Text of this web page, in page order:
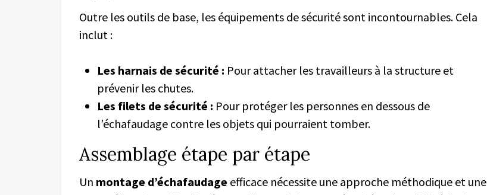
Outre les outils de base, les équipements de sécurité sont incontournables. Cela
inclut :
Les harnais de sécurité : Pour attacher les travailleurs à la structure et
prévenir les chutes.
Les filets de sécurité : Pour protéger les personnes en dessous de
l’échafaudage contre les objets qui pourraient tomber.
Assemblage étape par étape
Un montage d’échafaudage efficace nécessite une approche méthodique et une